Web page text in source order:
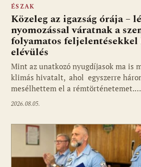
ÉSZAK
Közeleg az igazság órája –
nyomozással váratnak a
folyamatos
elévülés
Mint az unatkozó nyugdíjasok ma is
klimás hivatalt, ahol egyszerre
mesélhettem el a rémtörténetemet.…
2026.08.05.